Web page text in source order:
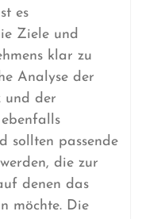
es
Ziele und
klar zu
Analyse der
und der
sollten passende
die zur
denen das
möchte. Die